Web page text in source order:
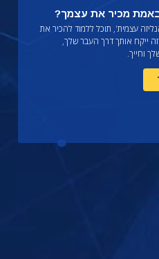
מכיר את עצמך?
עצמית', תוכל ללמוד להכיר את
ייקח אותך דרך העבר שלך,
וחייך.